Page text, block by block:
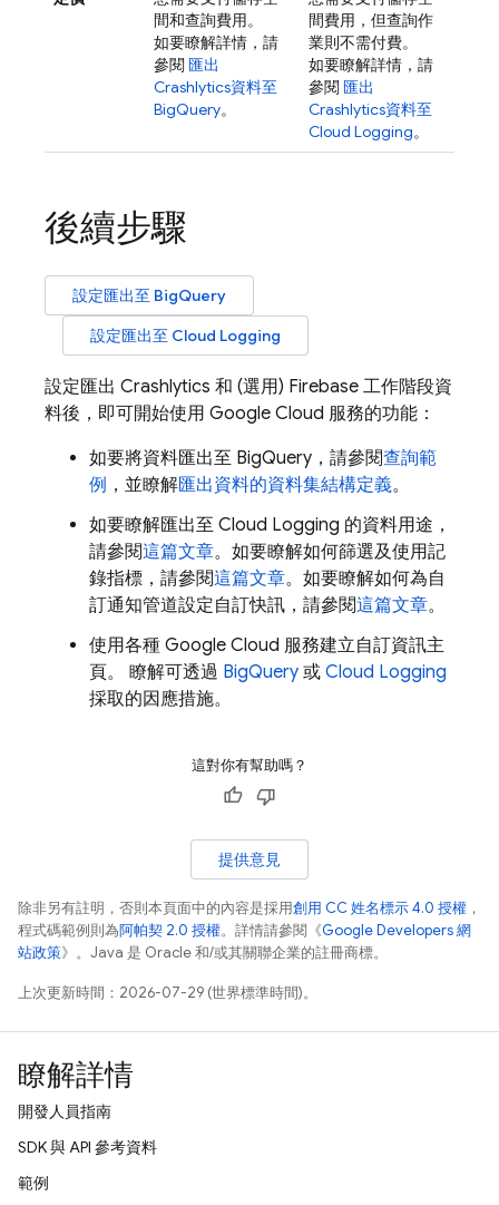
間和查詢費用。
如要瞭解詳情，請
參閱 匯出
Crashlytics資料至
BigQuery。
間費用，但查詢作
業則不需付費。
如要瞭解詳情，請
參閱 匯出
Crashlytics資料至
Cloud Logging。
後續步驟
設定匯出至 BigQuery
設定匯出至 Cloud Logging
設定匯出 Crashlytics 和 (選用) Firebase 工作階段資
料後，即可開始使用 Google Cloud 服務的功能：
如要將資料匯出至 BigQuery ，請參閱查詢範
例 ，並瞭解匯出資料的資料集結構定義。
如要瞭解匯出至 Cloud Logging 的資料用途，
請參閱這篇文章。如要瞭解如何篩選及使用記
錄指標，請參閱這篇文章。如要瞭解如何為自
訂通知管道設定自訂快訊，請參閱這篇文章。
使用各種 Google Cloud 服務建立自訂資訊主
頁。 瞭解可透過 BigQuery 或 Cloud Logging
採取的因應措施。
這對你有幫助嗎？
提供意見
除非另有註明，否則本頁面中的內容是採用創用 CC 姓名標示 4.0 授權 ，
程式碼範例則為阿帕契 2.0 授權。詳情請參閱《Google Developers 網
站政策》。Java 是 Oracle 和/或其關聯企業的註冊商標。
上次更新時間：2026-07-29 (世界標準時間)。
瞭解詳情
開發人員指南
SDK 與 API 參考資料
範例